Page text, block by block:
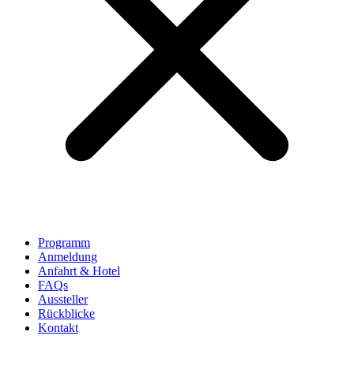
Programm
Anmeldung
Anfahrt & Hotel
FAQs
Aussteller
Rückblicke
Kontakt